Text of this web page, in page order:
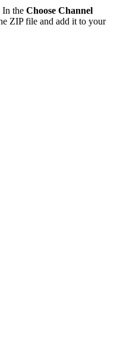
In the Choose Channel
ZIP file and add it to your